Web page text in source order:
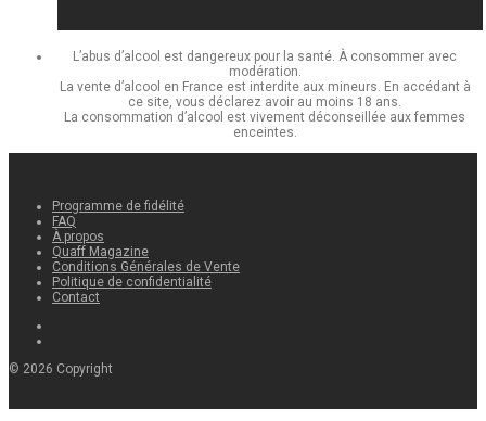
L’abus d’alcool est dangereux pour la santé. À consommer avec
modération.
La vente d’alcool en France est interdite aux mineurs. En accédant à
ce site, vous déclarez avoir au moins 18 ans.
La consommation d’alcool est vivement déconseillée aux femmes
enceintes.
Programme de fidélité
FAQ
À propos
Quaff Magazine
Conditions Générales de Vente
Politique de confidentialité
Contact
© 2026 Copyright